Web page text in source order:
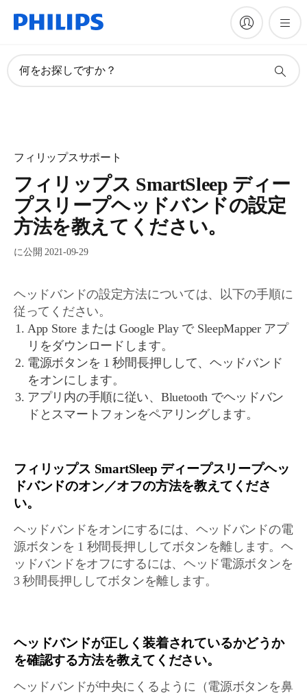
何をお探しですか？
フィリップスサポート
フィリップス SmartSleep ディー
プスリープヘッドバンドの設定
方法を教えてください。
に公開 2021-09-29
ヘッドバンドの設定方法については、以下の手順に
従ってください。
App Store または Google Play で SleepMapper アプ
リをダウンロードします。
電源ボタンを 1 秒間長押しして、ヘッドバンド
をオンにします。
アプリ内の手順に従い、Bluetooth でヘッドバン
ドとスマートフォンをペアリングします。
フィリップス SmartSleep ディープスリープヘッ
ドバンドのオン／オフの方法を教えてくださ
い。
ヘッドバンドをオンにするには、ヘッドバンドの電
源ボタンを 1 秒間長押ししてボタンを離します。ヘ
ッドバンドをオフにするには、ヘッド電源ボタンを
3 秒間長押ししてボタンを離します。
ヘッドバンドが正しく装着されているかどうか
を確認する方法を教えてください。
ヘッドバンドが中央にくるように（電源ボタンを鼻